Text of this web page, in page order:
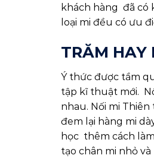
khách hàng đã có
loại mi đều có ưu
TRĂM HAY
Ý thức được tầm
tập kĩ thuật mới.
nhau. Nối mi
đem lại hàng mi
học thêm cách
tạo chân mi nhỏ